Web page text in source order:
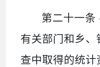
第二十一条
有关部门和乡
查中取得的统计